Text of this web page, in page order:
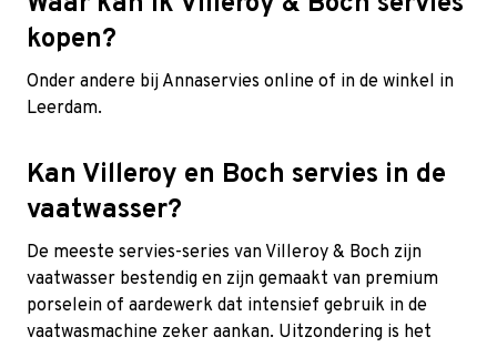
kopen?
Onder andere bij Annaservies online of in de winkel in
Leerdam.
Kan Villeroy en Boch servies in de
vaatwasser?
De meeste servies-series van Villeroy & Boch zijn
vaatwasser bestendig en zijn gemaakt van premium
porselein of aardewerk dat intensief gebruik in de
vaatwasmachine zeker aankan. Uitzondering is het